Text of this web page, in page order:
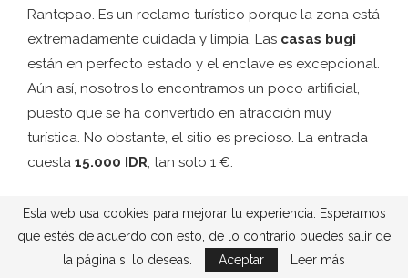
Rantepao. Es un reclamo turístico porque la zona está
extremadamente cuidada y limpia. Las casas bugi
están en perfecto estado y el enclave es excepcional.
Aún así, nosotros lo encontramos un poco artificial,
puesto que se ha convertido en atracción muy
turística. No obstante, el sitio es precioso. La entrada
cuesta 15.000 IDR, tan solo 1 €.
pueblos de alrededor y perderte, de esta manera
encontrarás casas tradicionales y paisajes preciosos
Esta web usa cookies para mejorar tu experiencia. Esperamos
que estés de acuerdo con esto, de lo contrario puedes salir de
la página si lo deseas.
Aceptar Leer más